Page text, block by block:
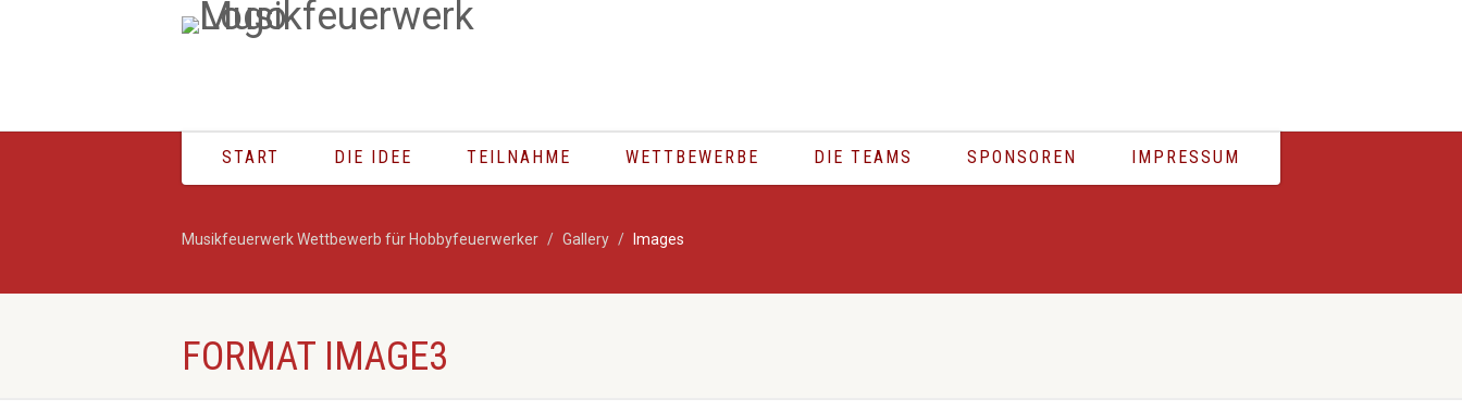
START DIE IDEE TEILNAHME WETTBEWERBE DIE TEAMS SPONSOREN IMPRESSUM
Musikfeuerwerk Wettbewerb für Hobbyfeuerwerker Gallery Images
FORMAT IMAGE3